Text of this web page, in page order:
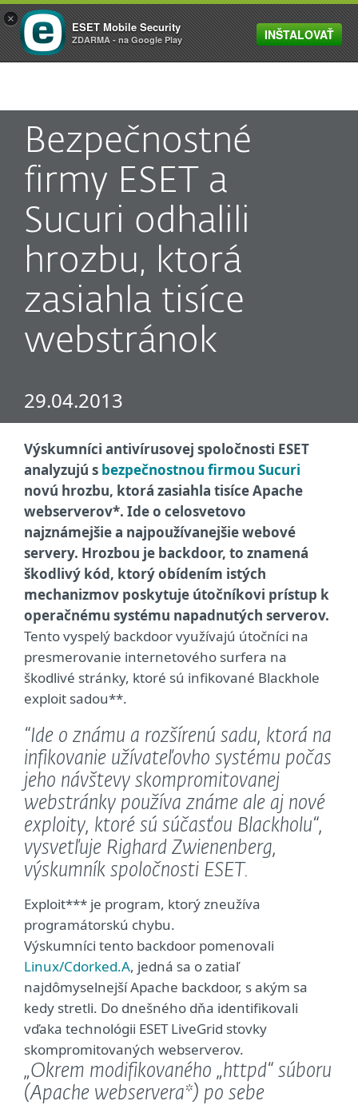
MENU
Bezpečnostné
firmy ESET a
Sucuri odhalili
hrozbu, ktorá
zasiahla tisíce
webstránok
29.04.2013
Výskumníci antivírusovej spoločnosti ESET
analyzujú s bezpečnostnou firmou Sucuri
novú hrozbu, ktorá zasiahla tisíce Apache
webserverov*. Ide o celosvetovo
najznámejšie a najpoužívanejšie webové
servery. Hrozbou je backdoor, to znamená
škodlivý kód, ktorý obídením istých
mechanizmov poskytuje útočníkovi prístup k
operačnému systému napadnutých serverov.
Tento vyspelý backdoor využívajú útočníci na
presmerovanie internetového surfera na
škodlivé stránky, ktoré sú infikované Blackhole
exploit sadou**.
“Ide o známu a rozšírenú sadu, ktorá na
infikovanie užívateľovho systému počas
jeho návštevy skompromitovanej
webstránky používa známe ale aj nové
exploity, ktoré sú súčasťou Blackholu“,
vysvetľuje Righard Zwienenberg,
výskumník spoločnosti ESET.
Exploit*** je program, ktorý zneužíva
programátorskú chybu.
Výskumníci tento backdoor pomenovali
Linux/Cdorked.A, jedná sa o zatiaľ
najdômyselnejší Apache backdoor, s akým sa
kedy stretli. Do dnešného dňa identifikovali
vďaka technológii ESET LiveGrid stovky
skompromitovaných webserverov.
„Okrem modifikovaného „httpd“ súboru
(Apache webservera*) po sebe
×
ESET Mobile Security
ZDARMA - na Google Play INŠTALOVAŤ